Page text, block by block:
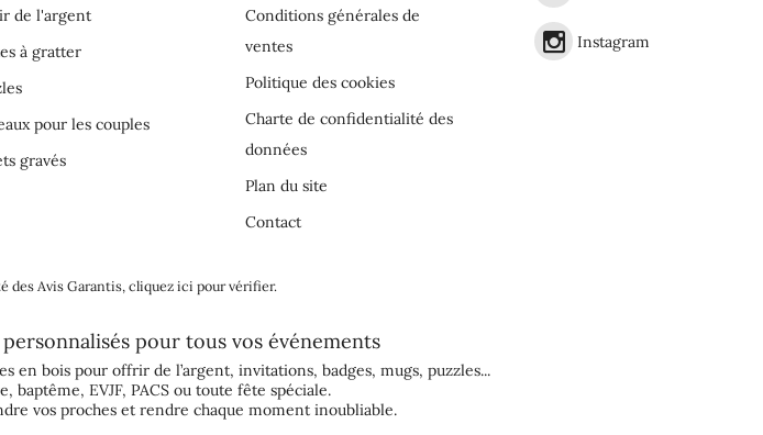
de l'argent
à gratter
pour les couples
gravés
Conditions générales de
ventes
Politique des cookies
Charte de confidentialité des
données
Plan du site
Contact
Instagram
des Avis Garantis,cliquez ici pour vérifier.
pour tous vos événements
en bois pour offrir de l’argent, invitations, badges, mugs, puzzles...
, baptême, EVJF, PACS ou toute fête spéciale.
vos proches et rendre chaque moment inoubliable.